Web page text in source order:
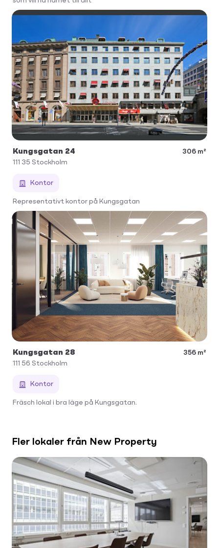
Kungsgatan 24
306 m²
111 35 Stockholm
Kontor
Representativt kontor på Kungsgatan
Kungsgatan 28
356 m²
111 56 Stockholm
Kontor
Fräsch lokal i bra läge på Kungsgatan.
Fler lokaler från New Property